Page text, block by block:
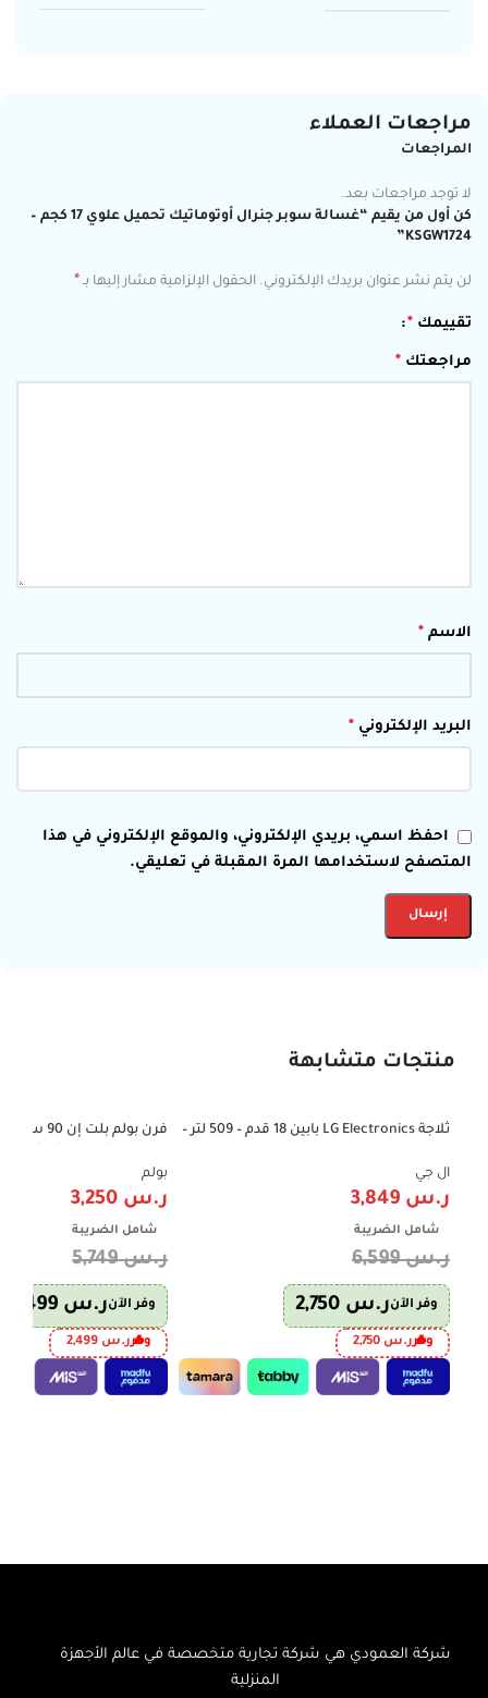
مراجعات العملاء
المراجعات
لا توجد مراجعات بعد.
كن أول من يقيم “غسالة سوبر جنرال أوتوماتيك تحميل علوي 17 كجم –
KSGW1724”
لن يتم نشر عنوان بريدك الإلكتروني. الحقول الإلزامية مشار إليها بـ *
تقييمك *
مراجعتك *
الاسم *
البريد الإلكتروني *
احفظ اسمي، بريدي الإلكتروني، والموقع الإلكتروني في هذا
المتصفح لاستخدامها المرة المقبلة في تعليقي.
منتجات متشابهة
-42%
ثلاجة LG Electronics بابين 18 قدم – 509 لتر –
ال جي
ر.س
شامل الضريبة
ر.س6,599
وفر الآنر.س
وفرر.س 2,750
-43%
– صناعة إيطالية – موديل B91-MIRR
بولم
ر.س
شامل الضريبة
ر.س5,749
وفر الآنر.س
وفرر.س 2,499
شركة العمودي هي شركة تجارية متخصصة في عالم الأجهزة
المنزلية